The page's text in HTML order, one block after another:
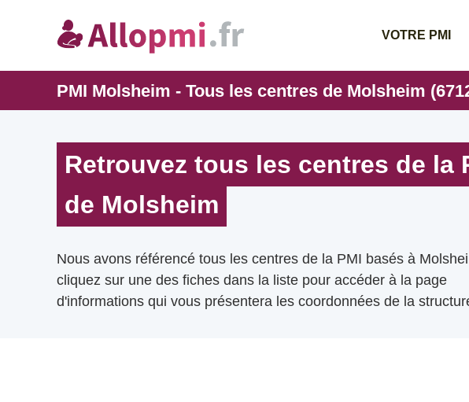
VOTRE PMI
PMI Molsheim - Tous les centres de Molsheim
Retrouvez tous les centres de la
de Molsheim
Nous avons référencé tous les centres de la PMI basés à
cliquez sur une des fiches dans la liste pour accéder à la page
d'informations qui vous présentera les coordonnées de la